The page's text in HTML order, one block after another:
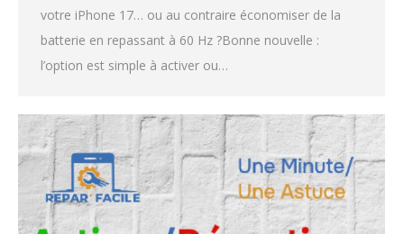
votre iPhone 17… ou au contraire économiser de la
batterie en repassant à 60 Hz ?Bonne nouvelle :
l’option est simple à activer ou…